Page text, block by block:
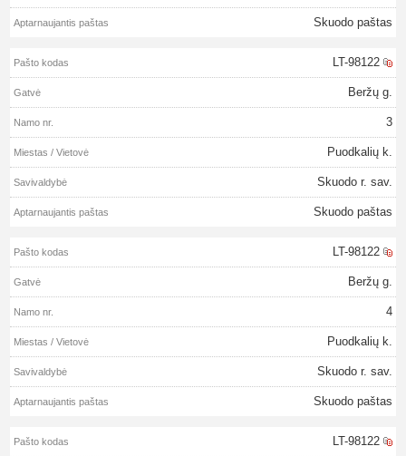
Skuodo paštas
LT-98122
Beržų g.
3
Puodkalių k.
Skuodo r. sav.
Skuodo paštas
LT-98122
Beržų g.
4
Puodkalių k.
Skuodo r. sav.
Skuodo paštas
LT-98122